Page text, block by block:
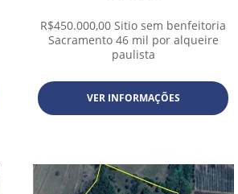
R$450.000,00 Sitio sem benfeitoria
Sacramento 46 mil por alqueire
paulista
VER INFORMAÇÕES